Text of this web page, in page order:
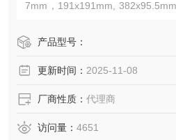
7mm，191x191mm, 382x95.5mm 闪烁体： Gadox:Tb：1-
产品型号：
更新时间： 2025-11-08
厂商性质： 代理商
访问量： 4651